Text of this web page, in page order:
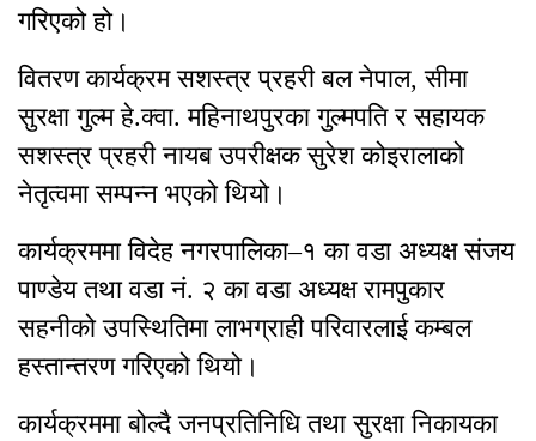
गरिएको हो।
वितरण कार्यक्रम सशस्त्र प्रहरी बल नेपाल, सीमा
सुरक्षा गुल्म हे.क्वा. महिनाथपुरका गुल्मपति र सहायक
सशस्त्र प्रहरी नायब उपरीक्षक सुरेश कोइरालाको
नेतृत्वमा सम्पन्न भएको थियो।
कार्यक्रममा विदेह नगरपालिका–१ का वडा अध्यक्ष संजय
पाण्डेय तथा वडा नं. २ का वडा अध्यक्ष रामपुकार
सहनीको उपस्थितिमा लाभग्राही परिवारलाई कम्बल
हस्तान्तरण गरिएको थियो।
कार्यक्रममा बोल्दै जनप्रतिनिधि तथा सुरक्षा निकायका